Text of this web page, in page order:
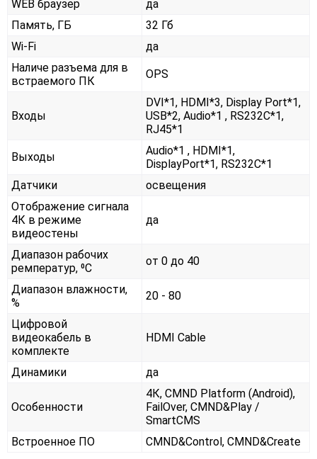
WEB браузер
да
Память, ГБ
32 Гб
Wi-Fi
да
Наличе разъема для в
встраемого ПК
OPS
Входы
DVI*1, HDMI*3, Display Port*1,
USB*2, Audio*1 , RS232С*1,
RJ45*1
Выходы
Audio*1 , HDMI*1,
DisplayPort*1, RS232С*1
Датчики
освещения
Отображение сигнала
4К в режиме
видеостены
да
Диапазон рабочих
ремператур, ⁰С
от 0 до 40
Диапазон влажности,
%
20 - 80
Цифровой
видеокабель в
комплекте
HDMI Cable
Динамики да
Особенности
4К, CMND Platform (Android),
FailOver, CMND&Play /
SmartCMS
Встроенное ПО
CMND&Control, CMND&Create